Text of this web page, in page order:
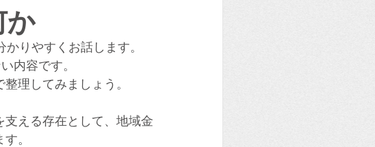
か
りやすくお話します。
内容です。
理してみましょう。
える存在として、地域金
。